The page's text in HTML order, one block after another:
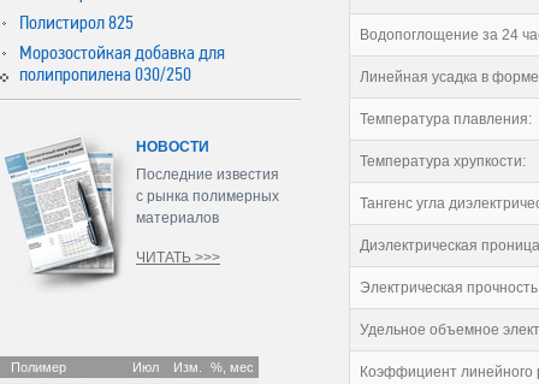
Полистирол 825
Морозостойкая добавка для
полипропилена 030/250
НОВОСТИ
Последние известия
с рынка полимерных
материалов
ЧИТАТЬ >>>
Водопоглощение за 24
Линейная усадка в
Температура плавления:
Температура хрупкости:
Тангенс угла
Диэлектрическая
Электрическая
Удельное объемное
Коэффициент линейного